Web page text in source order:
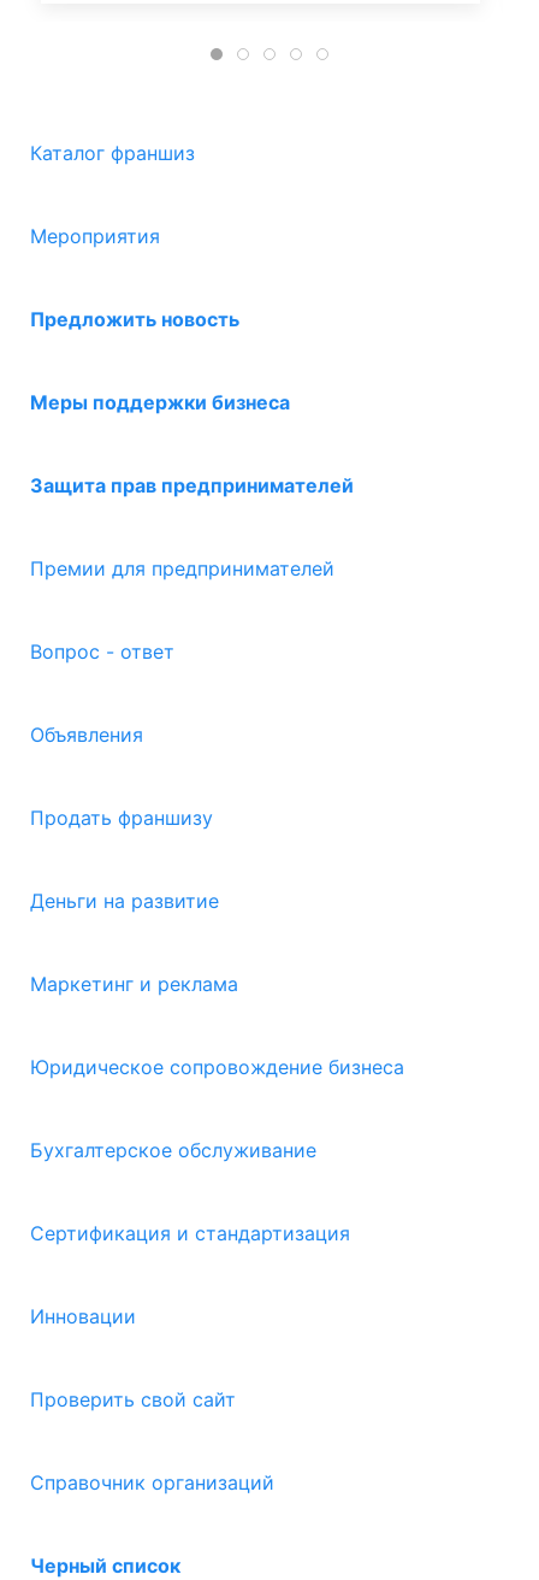
Каталог франшиз
Мероприятия
Предложить новость
Меры поддержки бизнеса
Защита прав предпринимателей
Премии для предпринимателей
Вопрос - ответ
Объявления
Продать франшизу
Деньги на развитие
Маркетинг и реклама
Юридическое сопровождение бизнеса
Бухгалтерское обслуживание
Сертификация и стандартизация
Инновации
Проверить свой сайт
Справочник организаций
Черный список